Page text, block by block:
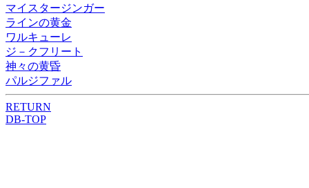
マイスタージンガー
ラインの黄金
ワルキューレ
ジ－クフリート
神々の黄昏
パルジファル
RETURN
DB-TOP